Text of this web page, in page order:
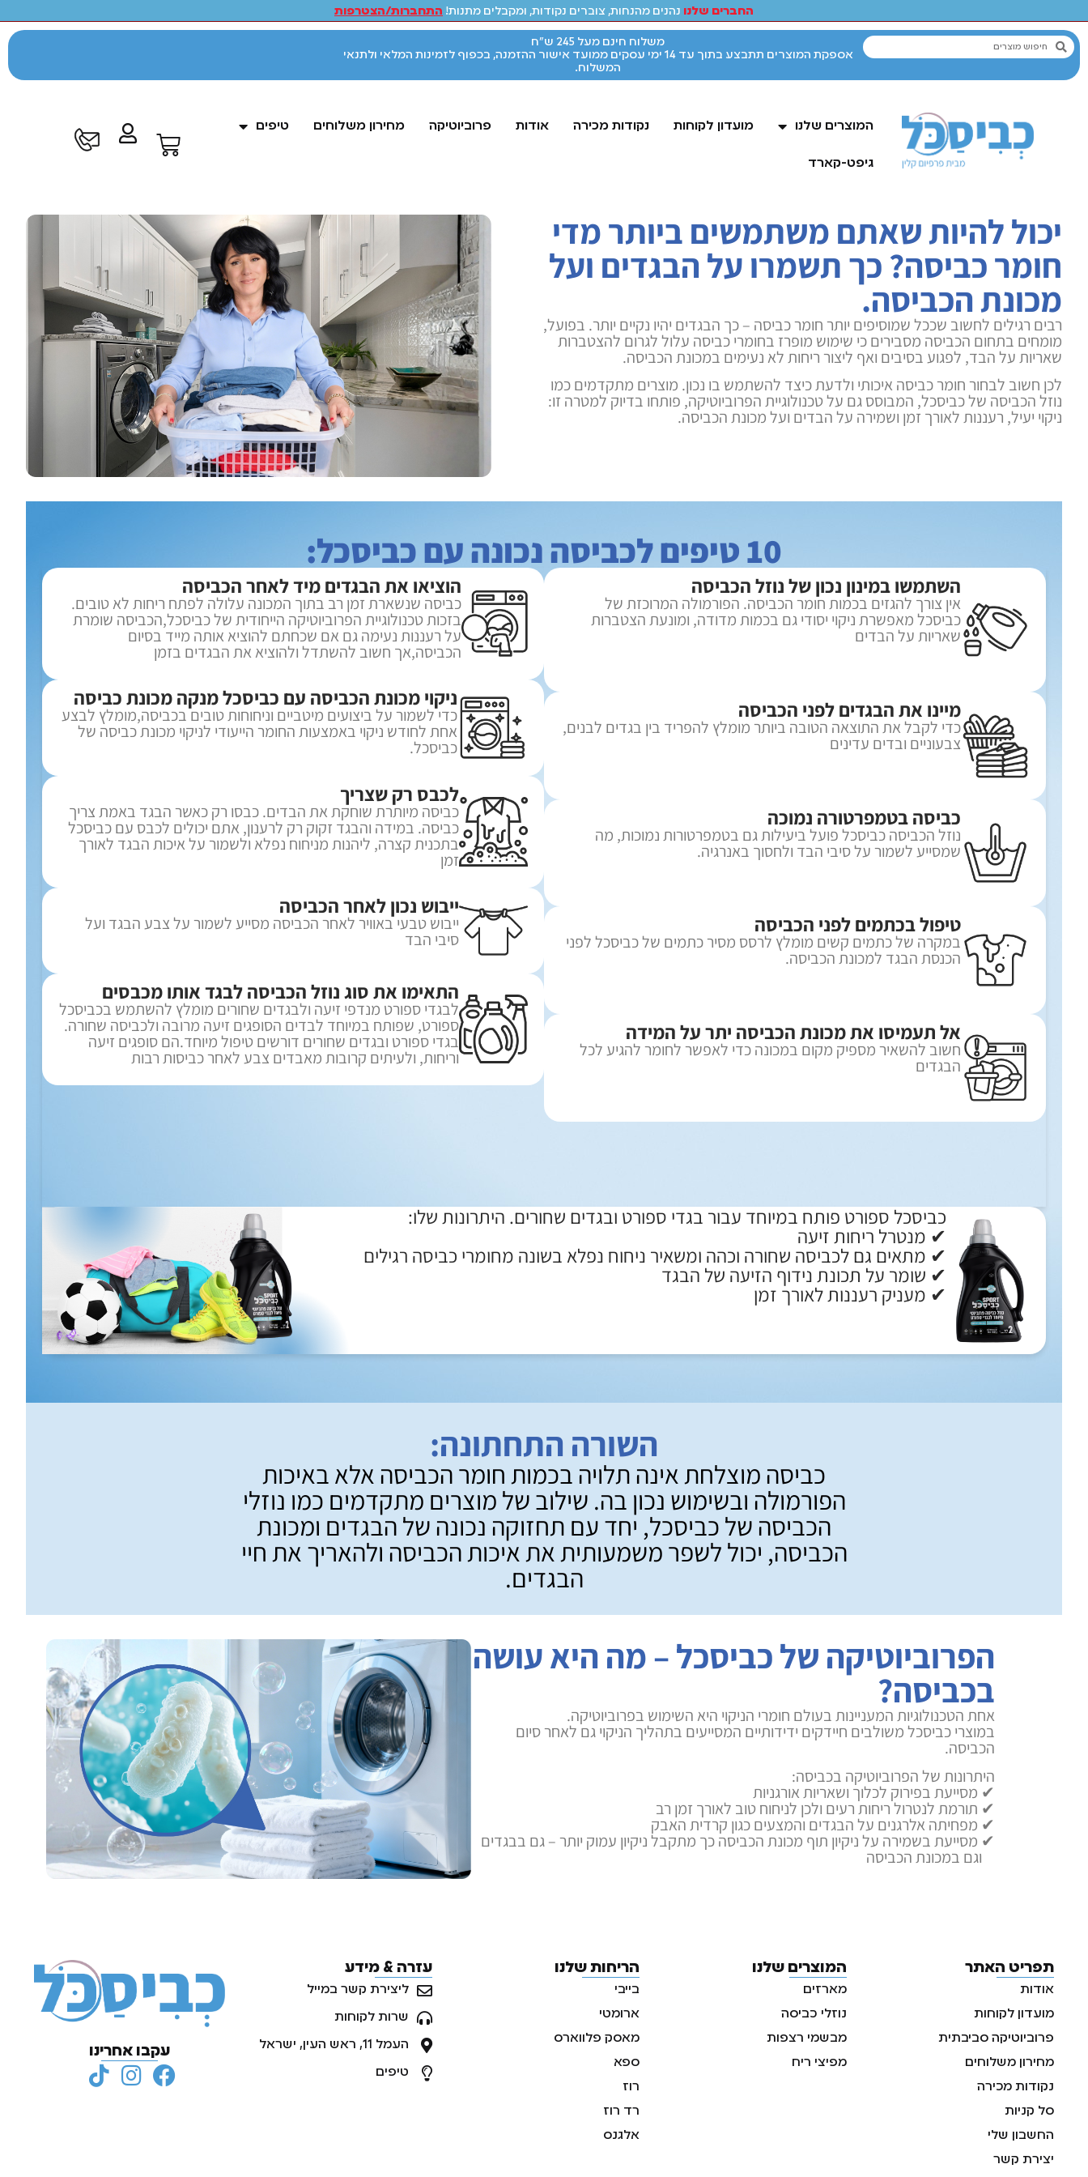
החברים שלנו נהנים מהנחות, צוברים נקודות, ומקבלים מתנות! התחברות/הצטרפות
משלוח חינם מעל 245 ש"ח
אספקת המוצרים תתבצע בתוך עד 14 ימי עסקים ממועד אישור ההזמנה, בכפוף לזמינות המלאי ולתנאי
המשלוח.
המוצרים שלנו מועדון לקוחות נקודות מכירה אודות פרוביוטיקה מחירון משלוחים טיפים
גיפט-קארד
יכול להיות שאתם משתמשים ביותר מדי
חומר כביסה? כך תשמרו על הבגדים ועל
מכונת הכביסה.
רבים רגילים לחשוב שככל שמוסיפים יותר חומר כביסה – כך הבגדים יהיו נקיים יותר. בפועל,
מומחים בתחום הכביסה מסבירים כי שימוש מופרז בחומרי כביסה עלול לגרום להצטברות
שאריות על הבד, לפגוע בסיבים ואף ליצור ריחות לא נעימים במכונת הכביסה.
לכן חשוב לבחור חומר כביסה איכותי ולדעת כיצד להשתמש בו נכון. מוצרים מתקדמים כמו
נוזל הכביסה של כביסכל, המבוסס גם על טכנולוגיית הפרוביוטיקה, פותחו בדיוק למטרה זו:
ניקוי יעיל, רעננות לאורך זמן ושמירה על הבדים ועל מכונת הכביסה.
10 טיפים לכביסה נכונה עם כביסכל:
הוציאו את הבגדים מיד לאחר הכביסה
כביסה שנשארת זמן רב בתוך המכונה עלולה לפתח ריחות לא טובים.
בזכות טכנולוגיית הפרוביוטיקה הייחודית של כביסכל,הכביסה שומרת
על רעננות נעימה גם אם שכחתם להוציא אותה מייד בסיום
הכביסה,אך חשוב להשתדל ולהוציא את הבגדים בזמן
ניקוי מכונת הכביסה עם כביסכל מנקה מכונת כביסה
כדי לשמור על ביצועים מיטביים וניחוחות טובים בכביסה,מומלץ לבצע
אחת לחודש ניקוי באמצעות החומר הייעודי לניקוי מכונת כביסה של
כביסכל.
לכבס רק שצריך
כביסה מיותרת שוחקת את הבדים. כבסו רק כאשר הבגד באמת צריך
כביסה. במידה והבגד זקוק רק לרענון, אתם יכולים לכבס עם כביסכל
בתכנית קצרה, ליהנות מניחוח נפלא ולשמור על איכות הבגד לאורך
זמן
ייבוש נכון לאחר הכביסה
ייבוש טבעי באוויר לאחר הכביסה מסייע לשמור על צבע הבגד ועל
סיבי הבד
התאימו את סוג נוזל הכביסה לבגד אותו מכבסים
לבגדי ספורט מנדפי זיעה ולבגדים שחורים מומלץ להשתמש בכביסכל
ספורט, שפותח במיוחד לבדים הסופגים זיעה מרובה ולכביסה שחורה.
בגדי ספורט ובגדים שחורים דורשים טיפול מיוחד.הם סופגים זיעה
וריחות, ולעיתים קרובות מאבדים צבע לאחר כביסות רבות
השתמשו במינון נכון של נוזל הכביסה
אין צורך להגזים בכמות חומר הכביסה. הפורמולה המרוכזת של
כביסכל מאפשרת ניקוי יסודי גם בכמות מדודה, ומונעת הצטברות
שאריות על הבדים
מיינו את הבגדים לפני הכביסה
כדי לקבל את התוצאה הטובה ביותר מומלץ להפריד בין בגדים לבנים,
צבעוניים ובדים עדינים
כביסה בטמפרטורה נמוכה
נוזל הכביסה כביסכל פועל ביעילות גם בטמפרטורות נמוכות, מה
שמסייע לשמור על סיבי הבד ולחסוך באנרגיה.
טיפול בכתמים לפני הכביסה
במקרה של כתמים קשים מומלץ לרסס מסיר כתמים של כביסכל לפני
הכנסת הבגד למכונת הכביסה.
אל תעמיסו את מכונת הכביסה יתר על המידה
חשוב להשאיר מספיק מקום במכונה כדי לאפשר לחומר להגיע לכל
הבגדים
כביסכל ספורט פותח במיוחד עבור בגדי ספורט ובגדים שחורים. היתרונות שלו:
✔ מנטרל ריחות זיעה
✔ מתאים גם לכביסה שחורה וכהה ומשאיר ניחוח נפלא בשונה מחומרי כביסה רגילים
✔ שומר על תכונת נידוף הזיעה של הבגד
✔ מעניק רעננות לאורך זמן
השורה התחתונה:
כביסה מוצלחת אינה תלויה בכמות חומר הכביסה אלא באיכות
הפורמולה ובשימוש נכון בה. שילוב של מוצרים מתקדמים כמו נוזלי
הכביסה של כביסכל, יחד עם תחזוקה נכונה של הבגדים ומכונת
הכביסה, יכול לשפר משמעותית את איכות הכביסה ולהאריך את חיי
הבגדים.
הפרוביוטיקה של כביסכל – מה היא עושה
בכביסה?
אחת הטכנולוגיות המעניינות בעולם חומרי הניקוי היא השימוש בפרוביוטיקה.
במוצרי כביסכל משולבים חיידקים ידידותיים המסייעים בתהליך הניקוי גם לאחר סיום
הכביסה.
היתרונות של הפרוביוטיקה בכביסה:
✔ מסייעת בפירוק לכלוך ושאריות אורגניות
✔ תורמת לנטרול ריחות רעים ולכן לניחוח טוב לאורך זמן רב
✔ מפחיתה אלרגנים על הבגדים והמצעים כגון קרדית האבק
✔ מסייעת בשמירה על ניקיון תוף מכונת הכביסה כך מתקבל ניקיון עמוק יותר – גם בבגדים
וגם במכונת הכביסה
תפריט האתר
אודות
מועדון לקוחות
פרוביוטיקה סביבתית
מחירון משלוחים
נקודות מכירה
סל קניות
החשבון שלי
יצירת קשר
המוצרים שלנו
מארזים
נוזלי כביסה
מבשמי רצפות
מפיצי ריח
הריחות שלנו
בייבי
ארומטי
מאסק פלווארס
ספא
רוז
רד רוז
אלגנס
עזרה & מידע
ליצירת קשר במייל
שרות לקוחות
העמל 11, ראש העין, ישראל
טיפים
עקבו אחרינו